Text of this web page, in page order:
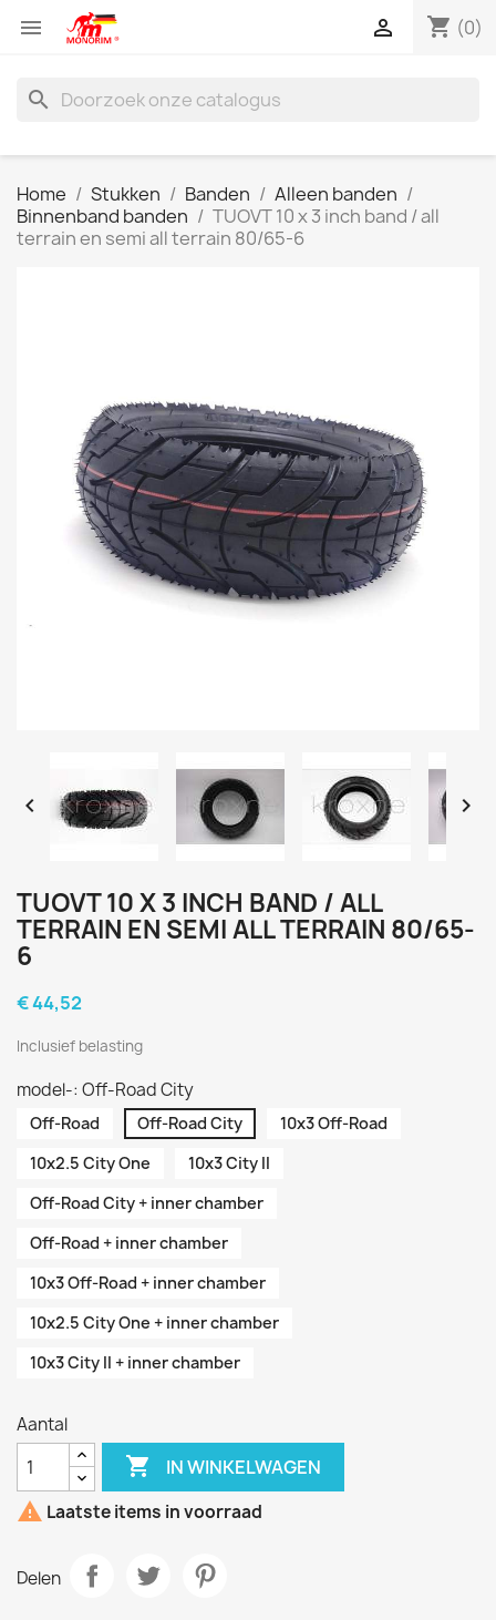
 shopping_cart (0)

search
Home Stukken Banden
Alleen banden
Binnenband banden
TUOVT 10 x 3 inch band / all
terrain en semi all terrain 80/65-6
 
TUOVT 10 X 3 INCH BAND / ALL
TERRAIN EN SEMI ALL TERRAIN 80/65-
6
€ 44,52
Inclusief belasting
model-: Off-Road City
Off-Road Off-Road City
10x3 Off-Road
10x2.5 City One
10x3 City II
Off-Road City + inner chamber
Off-Road + inner chamber
10x3 Off-Road + inner chamber
10x2.5 City One + inner chamber
10x3 City II + inner chamber
Aantal
 IN WINKELWAGEN
 Laatste items in voorraad
Delen